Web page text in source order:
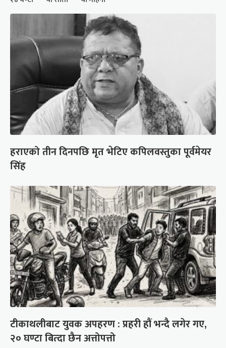
हराएको तीन दिनपछि मृत भेटिए कपिलवस्तुका पूर्वमेयर
सिंह
टीकाथलीबाट युवक अपहरण : प्रहरी हौं भन्दै लगेर गए,
२० घण्टा बित्दा छैन अत्तोपत्तो